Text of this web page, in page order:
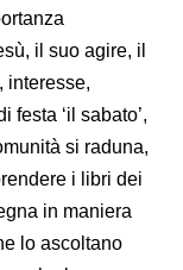
il suo agire, il
interesse,
festa ‘il sabato’,
si raduna,
i libri dei
in maniera
lo ascoltano